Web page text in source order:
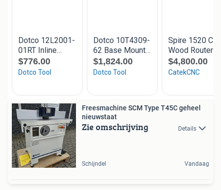
Freesmachine SCM Type T45C geheel
nieuwstaat
Zie omschrijving Details
Schijndel Vandaag